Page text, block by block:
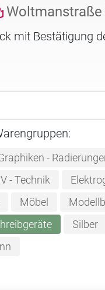
Woltmanstraße
mit Bestätigung
-
- Technik
Möbel
Silber